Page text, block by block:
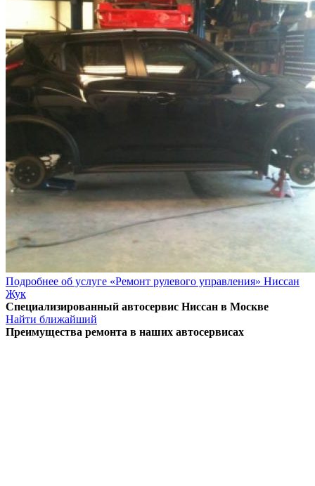
Подробнее об услуге «Ремонт рулевого управления» Ниссан
Жук
Специализированный автосервис Ниссан в Москве
Найти ближайший
Преимущества ремонта в наших автосервисах